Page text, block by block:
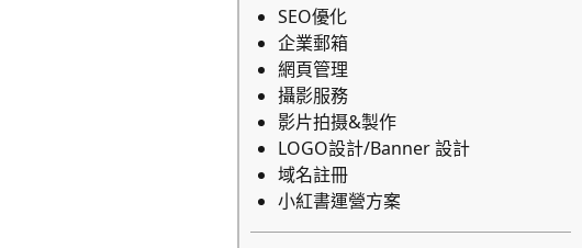
SEO優化
企業郵箱
網頁管理
攝影服務
影片拍摄&製作
LOGO設計/Banner 設計
域名註冊
小紅書運營方案